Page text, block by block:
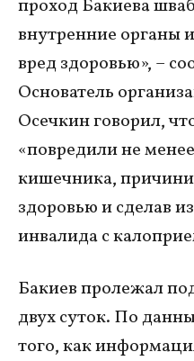
проход Бакиева
внутренние органы
вред здоровью», –
Основатель
Осечкин говорил,
«повредили не
кишечника,
здоровью и сделав
инвалида с
Бакиев пролежал
двух суток. По
того, как